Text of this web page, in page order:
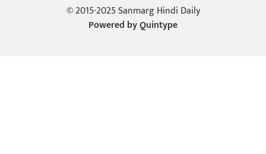
© 2015-2025 Sanmarg Hindi Daily
Powered byQuintype